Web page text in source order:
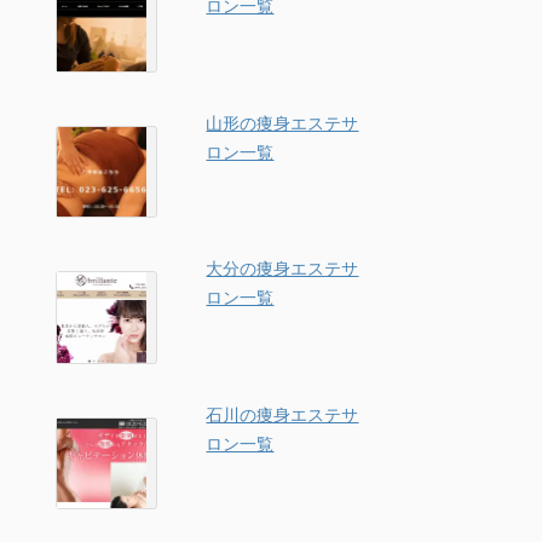
ロン一覧
山形の痩身エステサ
ロン一覧
大分の痩身エステサ
ロン一覧
石川の痩身エステサ
ロン一覧